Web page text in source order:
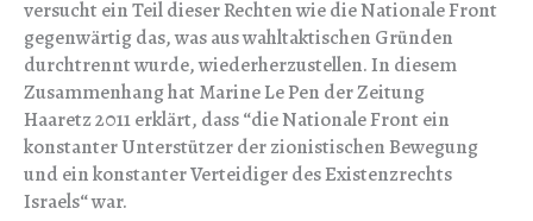
versucht ein Teil dieser Rechten wie die Nationale Front
gegenwärtig das, was aus wahltaktischen Gründen
durchtrennt wurde, wiederherzustellen. In diesem
Zusammenhang hat Marine Le Pen der Zeitung
Haaretz 2011 erklärt, dass “die Nationale Front ein
konstanter Unterstützer der zionistischen Bewegung
und ein konstanter Verteidiger des Existenzrechts
Israels“ war.